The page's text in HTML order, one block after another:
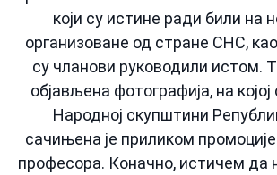
који су истине ради били на
организоване од стране СНС,
су чланови руководили истом.
објављена фотографија, на
Народној скупштини
сачињена је приликом
професора. Коначно, истичем да